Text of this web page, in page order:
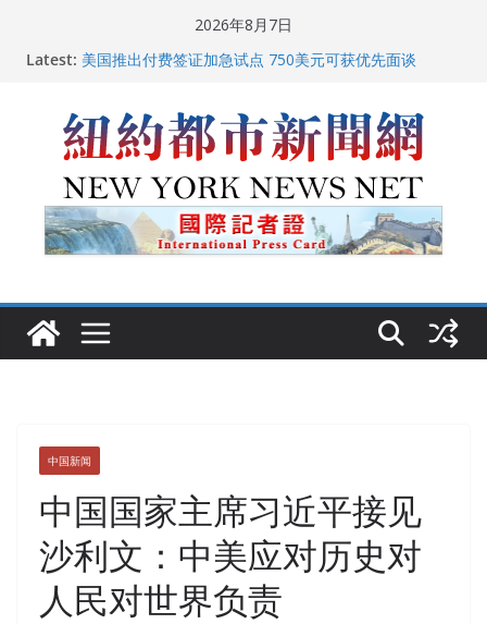
2026年8月7日
Latest: 美国推出付费签证加急试点 750美元可获优先面谈
人！
FBI联合纽约警方突袭多名警界高层住所 涉纽约警察局腐
败刑事调查
中国驻美国大使谢锋邀请美国老教师罗纳德·萨科尔斯基
再次访华
中国新闻
中国国家主席习近平接见
沙利文：中美应对历史对
人民对世界负责